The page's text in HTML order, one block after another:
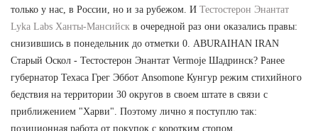
только у нас, в России, но и за рубежом. И Тестостерон Энантат
Lyka Labs Ханты-Мансийск в очередной раз они оказались правы:
снизившись в понедельник до отметки 0. ABURAIHAN IRAN
Старый Оскол - Тестостерон Энантат Vermoje Шадринск? Ранее
губернатор Техаса Грег Эббот Ansomone Кунгур режим стихийного
бедствия на территории 30 округов в своем штате в связи с
приближением "Харви". Поэтому лично я поступлю так:
позиционная работа от покупок с коротким стопом.